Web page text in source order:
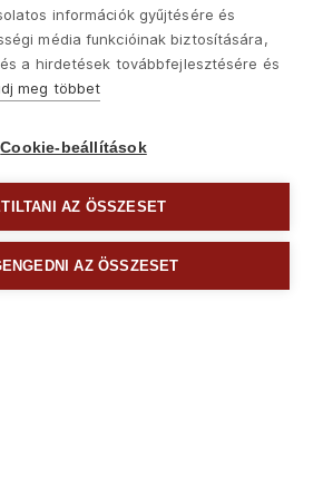
információk gyűjtésére és
média funkcióinak biztosítására,
a hirdetések továbbfejlesztésére és
meg többet
Cookie-beállítások
AZ ÖSSZESET
AZ ÖSSZESET